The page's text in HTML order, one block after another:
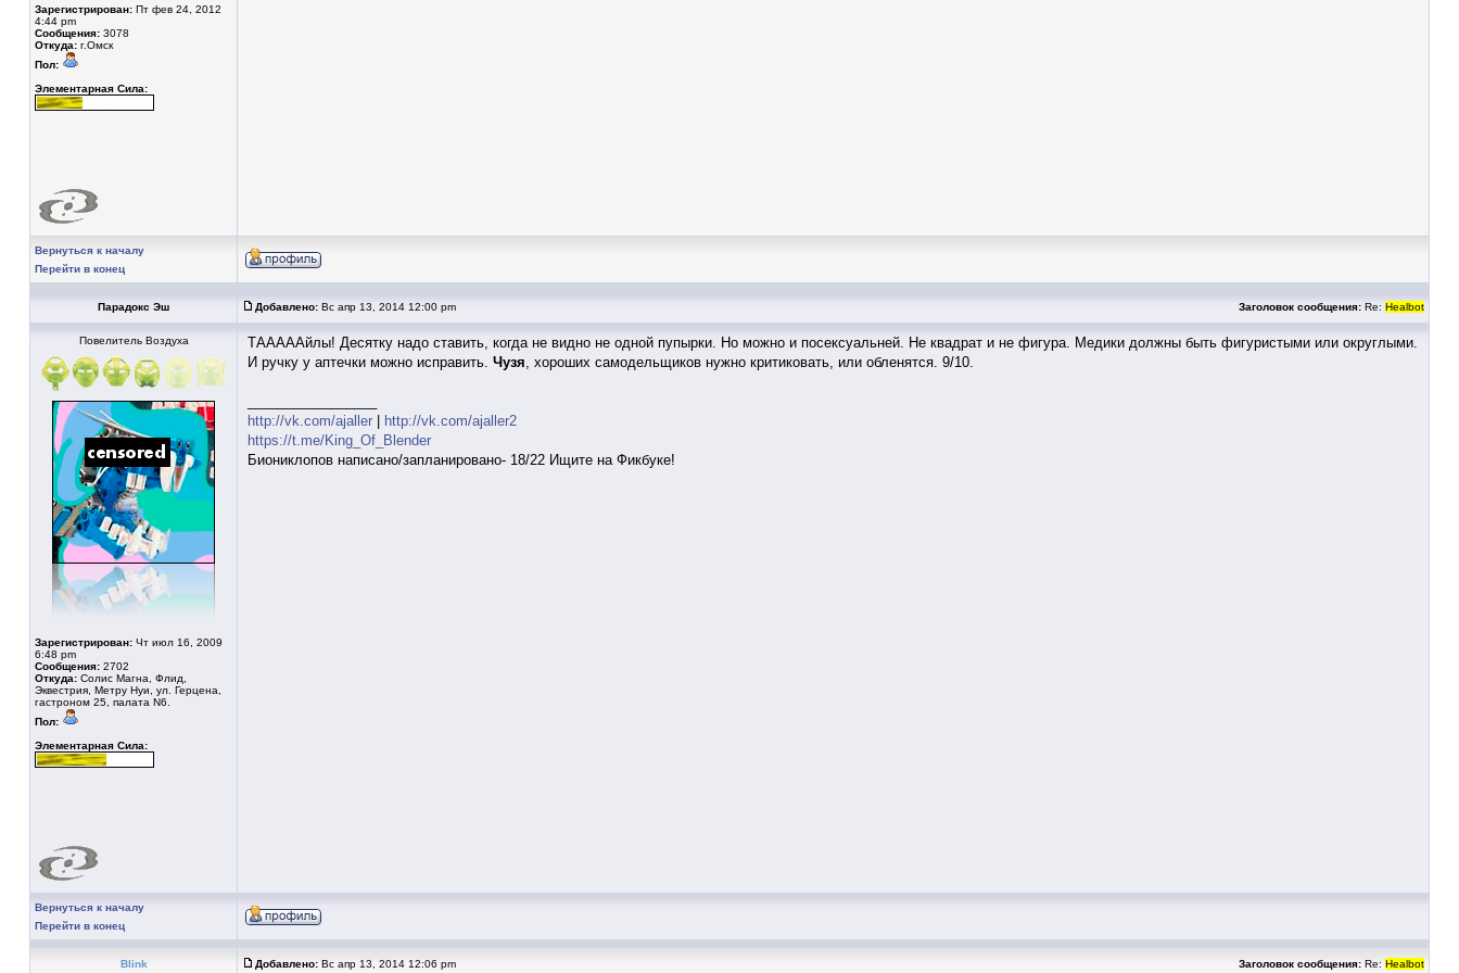
Зарегистрирован: Пт фев 24, 2012
4:44 pm
Сообщения: 3078
Откуда: г.Омск
Пол:
Элементарная Сила:
Вернуться к началу
Перейти в конец
Парадокс Эш Добавлено: Вс апр 13, 2014 12:00 pm Заголовок сообщения: Re: Healbot
Повелитель Воздуха
Зарегистрирован: Чт июл 16, 2009
6:48 pm
Сообщения: 2702
Откуда: Солис Магна, Флид,
Эквестрия, Метру Нуи, ул. Герцена,
гастроном 25, палата N6.
Пол:
Элементарная Сила:
ТАААААйлы! Десятку надо ставить, когда не видно не одной пупырки. Но можно и посексуальней. Не квадрат и не фигура. Медики должны быть фигуристыми или округлыми.
И ручку у аптечки можно исправить. Чузя, хороших самодельщиков нужно критиковать, или обленятся. 9/10.
http://vk.com/ajaller
http://vk.com/ajaller2
https://t.me/King_Of_Blender
Биониклопов написано/запланировано- 18/22 Ищите на Фикбуке!
Вернуться к началу
Перейти в конец
Blink Добавлено: Вс апр 13, 2014 12:06 pm Заголовок сообщения: Re: Healbot